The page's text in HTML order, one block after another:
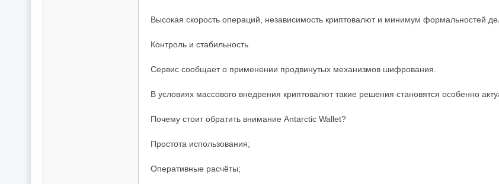
Высокая скорость операций, независимость криптовалют и минимум формальностей
Контроль и стабильность
Сервис сообщает о применении продвинутых механизмов шифрования.
В условиях массового внедрения криптовалют такие решения становятся особенно
Почему стоит обратить внимание Antarctic Wallet?
Простота использования;
Оперативные расчёты;